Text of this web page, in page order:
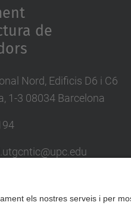
de
Nord, Edificis D6 i C6
1-3 08034 Barcelona